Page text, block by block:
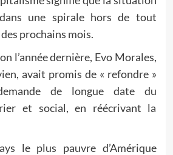
une spirale hors de tout
prochains mois.
l’année dernière, Evo Morales,
avait promis de « refondre »
de longue date du
et social, en réécrivant la
le plus pauvre d’Amérique